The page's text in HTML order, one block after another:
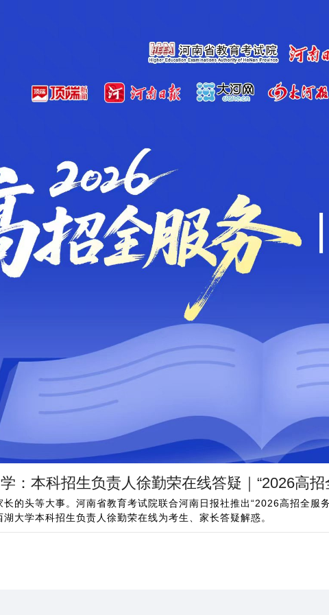
：本科招生负责人徐勤荣在线答疑｜“2026高
的头等大事。河南省教育考试院联合河南日报社推出“2026高招全服
大学本科招生负责人徐勤荣在线为考生、家长答疑解惑。